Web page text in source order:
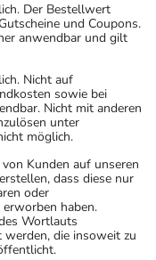
Der Bestellwert
und Coupons.
anwendbar und gilt
Nicht auf
sowie bei
Nicht mit anderen
unter
möglich.
Kunden auf unseren
dass diese nur
oder
haben.
Wortlauts
die insoweit zu